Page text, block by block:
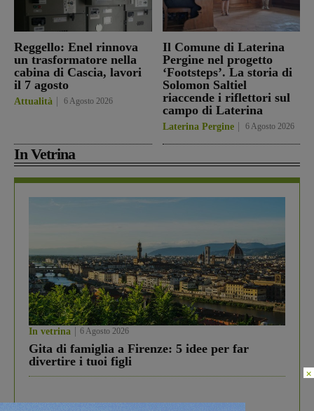
Reggello: Enel rinnova
un trasformatore nella
cabina di Cascia, lavori
il 7 agosto
Attualità 6 Agosto 2026
Il Comune di Laterina
Pergine nel progetto
‘Footsteps’. La storia di
Solomon Saltiel
riaccende i riflettori sul
campo di Laterina
Laterina Pergine 6 Agosto 2026
In Vetrina
In vetrina 6 Agosto 2026
Gita di famiglia a Firenze: 5 idee per far
divertire i tuoi figli
×